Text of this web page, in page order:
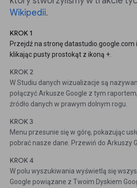
Wikipedii.
KROK 1
Przejdź na stronę
klikając pusty prostokąt z ikoną +.
KROK 2
W Studiu danych wizualizacje są
połączyć Arkusze Google z tym
źródło danych w prawym dolnym rogu.
KROK 3
Menu przesunie się w górę, pokazując
pobrać nasze dane. Przewiń do Arkuszy
KROK 4
W polu wyszukiwania wyświetlą się
Google powiązane z Twoim Dyskiem